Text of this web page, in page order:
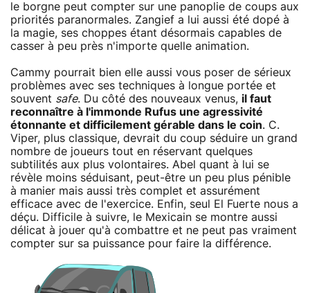
le borgne peut compter sur une panoplie de coups aux
priorités paranormales. Zangief a lui aussi été dopé à
la magie, ses choppes étant désormais capables de
casser à peu près n'importe quelle animation.
Cammy pourrait bien elle aussi vous poser de sérieux
problèmes avec ses techniques à longue portée et
souvent safe. Du côté des nouveaux venus, il faut
reconnaître à l'immonde Rufus une agressivité
étonnante et difficilement gérable dans le coin. C.
Viper, plus classique, devrait du coup séduire un grand
nombre de joueurs tout en réservant quelques
subtilités aux plus volontaires. Abel quant à lui se
révèle moins séduisant, peut-être un peu plus pénible
à manier mais aussi très complet et assurément
efficace avec de l'exercice. Enfin, seul El Fuerte nous a
déçu. Difficile à suivre, le Mexicain se montre aussi
délicat à jouer qu'à combattre et ne peut pas vraiment
compter sur sa puissance pour faire la différence.